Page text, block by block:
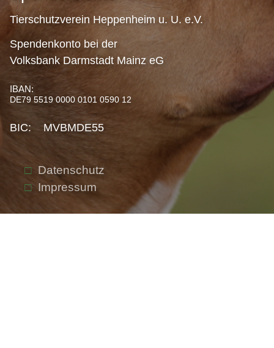
Tierschutzverein Heppenheim u. U. e.V.
Spendenkonto bei der
Volksbank Darmstadt Mainz eG
IBAN:
DE79 5519 0000 0101 0590 12
BIC: MVBMDE55
Datenschutz
Impressum